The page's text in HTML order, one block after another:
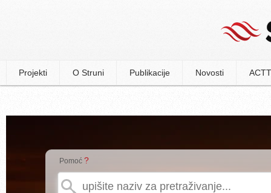
Projekti O Struni Publikacije Novosti
Pomoć ?